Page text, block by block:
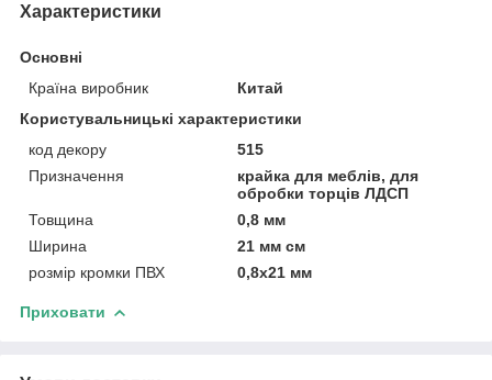
Характеристики
Основні
Країна виробник
Китай
Користувальницькі характеристики
код декору
515
Призначення
крайка для меблів, для
обробки торців ЛДСП
Товщина
0,8 мм
Ширина
21 мм см
розмір кромки ПВХ
0,8х21 мм
Приховати